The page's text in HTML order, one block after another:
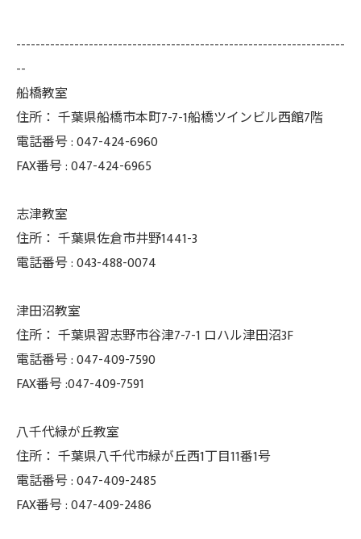
--------------------------------------------------------------------
--
船橋教室
住所： 千葉県船橋市本町7-7-1船橋ツインビル西館7階
電話番号 :047-424-6960
FAX番号 :047-424-6965
志津教室
住所： 千葉県佐倉市井野1441-3
電話番号 :043-488-0074
津田沼教室
住所： 千葉県習志野市谷津7-7-1 ロハル津田沼3F
電話番号 :047-409-7590
FAX番号 :047-409-7591
八千代緑が丘教室
住所： 千葉県八千代市緑が丘西1丁目11番1号
電話番号 :047-409-2485
FAX番号 :047-409-2486